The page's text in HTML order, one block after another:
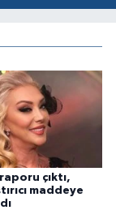
çıktı,
maddeye